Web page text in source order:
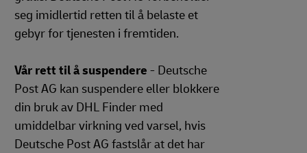
seg imidlertid retten til å belaste et
gebyr for tjenesten i fremtiden.
Vår rett til å suspendere - Deutsche
Post AG kan suspendere eller blokkere
din bruk av DHL Finder med
umiddelbar virkning ved varsel, hvis
Deutsche Post AG fastslår at det har